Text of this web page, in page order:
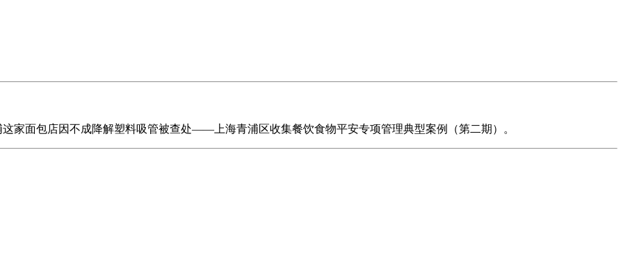
面包店因不成降解塑料吸管被查处——上海青浦区收集餐饮食物平安专项管理典型案例（第二期）。